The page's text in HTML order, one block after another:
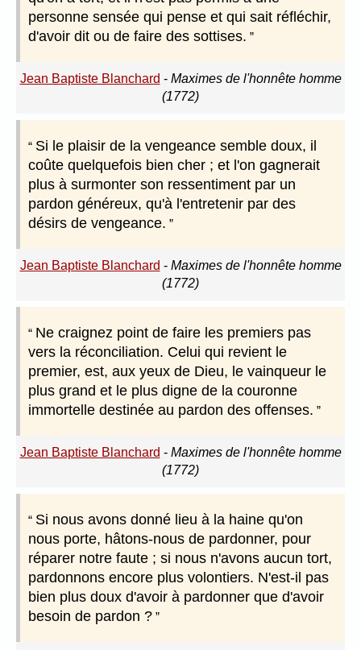
personne sensée qui pense et qui sait réfléchir,
d'avoir dit ou de faire des sottises.
Jean Baptiste Blanchard - Maximes de l'honnête homme
(1772)
Si le plaisir de la vengeance semble doux, il
coûte quelquefois bien cher ; et l'on gagnerait
plus à surmonter son ressentiment par un
pardon généreux, qu'à l'entretenir par des
désirs de vengeance.
Jean Baptiste Blanchard - Maximes de l'honnête homme
(1772)
Ne craignez point de faire les premiers pas
vers la réconciliation. Celui qui revient le
premier, est, aux yeux de Dieu, le vainqueur le
plus grand et le plus digne de la couronne
immortelle destinée au pardon des offenses.
Jean Baptiste Blanchard - Maximes de l'honnête homme
(1772)
Si nous avons donné lieu à la haine qu'on
nous porte, hâtons-nous de pardonner, pour
réparer notre faute ; si nous n'avons aucun tort,
pardonnons encore plus volontiers. N'est-il pas
bien plus doux d'avoir à pardonner que d'avoir
besoin de pardon ?